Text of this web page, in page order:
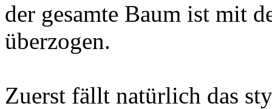
der gesamte Baum ist mit
überzogen.
Zuerst fällt natürlich das